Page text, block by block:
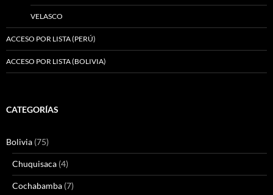
VELASCO
ACCESO POR LISTA (PERÚ)
ACCESO POR LISTA (BOLIVIA)
CATEGORÍAS
Bolivia (75)
Chuquisaca (4)
Cochabamba (7)